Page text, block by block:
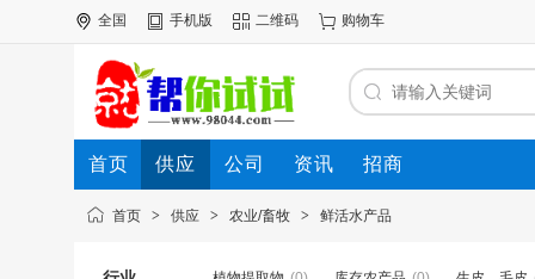
全国 手机版 二维码 购物车
首页 供应 公司 资讯 招商
首页 > 供应 > 农业/畜牧 > 鲜活水产品